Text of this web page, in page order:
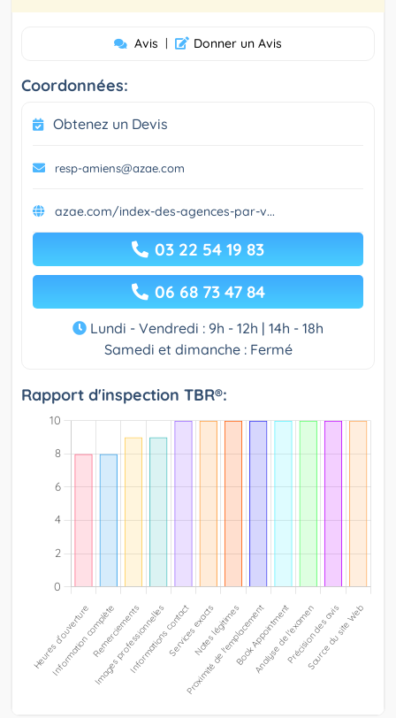
Avis | Donner un Avis
Coordonnées:
Obtenez un Devis
resp-amiens@azae.com
azae.com/index-des-agences-par-v...
03 22 54 19 83
06 68 73 47 84
Lundi - Vendredi : 9h - 12h | 14h - 18h
Samedi et dimanche : Fermé
Rapport d'inspection TBR®: